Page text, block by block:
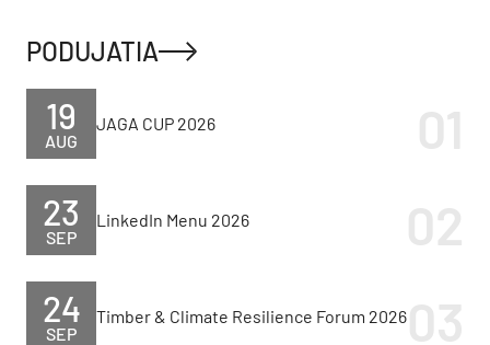
PODUJATIA
AUG
19 JAGA CUP 2026
SEP
23 LinkedIn Menu 2026
SEP
24 Timber & Climate Resilience Forum 2026